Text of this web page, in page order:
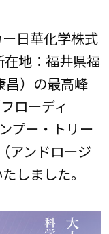
日華化学株式
地：福井県福
昌）の最高峰
ローディ
プー・トリー
アンドロージ
しました。